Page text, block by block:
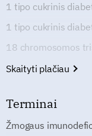
1 tipo cukrinis
1 tipo cukrinis
18 chromosomos
Skaityti plačiau
Terminai
Žmogaus